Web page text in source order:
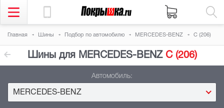
Главная Шины Подбор по автомобилю MERCEDES-BENZ C (206)
Шины для MERCEDES-BENZ C (206)
Автомобиль:
MERCEDES-BENZ